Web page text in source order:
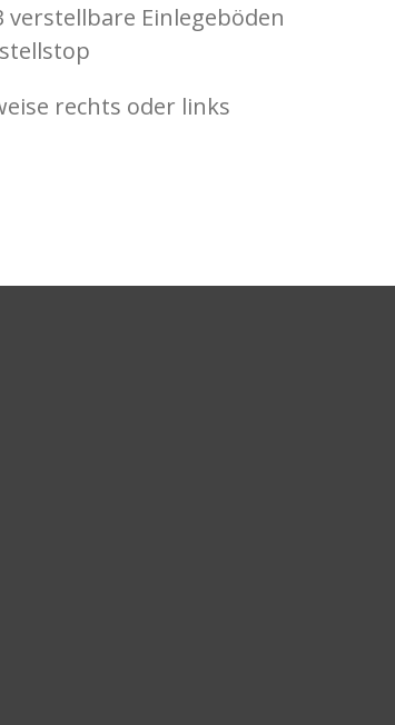
Einlegeböden
rechts oder links